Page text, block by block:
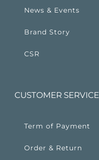
News & Events
Brand Story
CSR
CUSTOMER SERVICE
Term of Payment
Order & Return